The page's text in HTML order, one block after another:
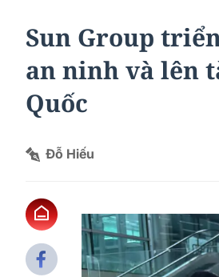
Sun Group
an ninh và lên
Quốc
Đỗ Hiếu